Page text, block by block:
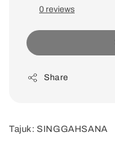
0 reviews
Share
Tajuk: SINGGAHSANA